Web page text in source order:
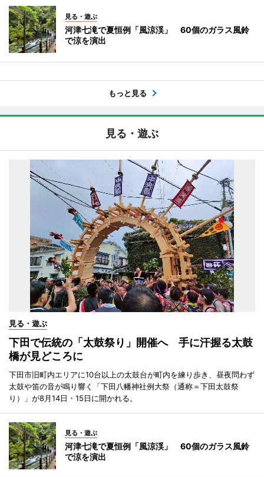
見る・遊ぶ
河津七滝で夏恒例「風涼渓」 60個のガラス風鈴
で涼を演出
もっと見る
見る・遊ぶ
見る・遊ぶ
下田で伝統の「太鼓祭り」開催へ 手に汗握る太鼓
橋が見どころに
下田市旧町内エリアに10台以上の太鼓台が町内を練り歩き、昼夜問わず
太鼓や笛の音が鳴り響く「下田八幡神社例大祭（通称＝下田太鼓祭
り）」が8月14日・15日に開かれる。
見る・遊ぶ
河津七滝で夏恒例「風涼渓」 60個のガラス風鈴
で涼を演出